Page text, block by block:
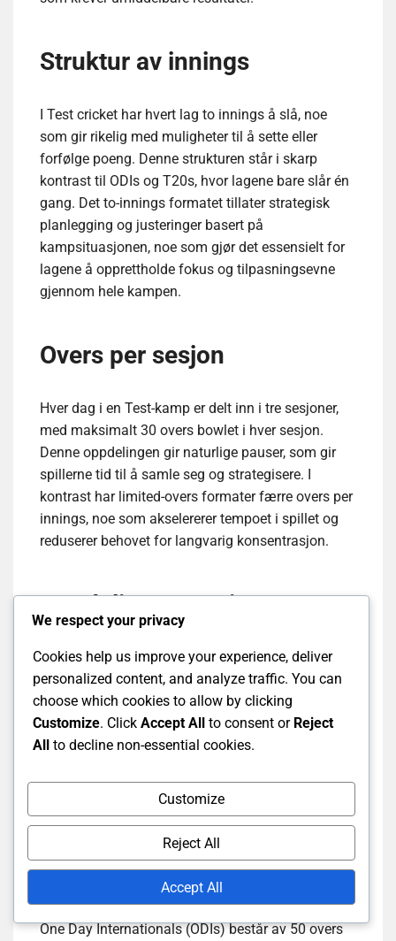
Struktur av innings
I Test cricket har hvert lag to innings å slå, noe
som gir rikelig med muligheter til å sette eller
forfølge poeng. Denne strukturen står i skarp
kontrast til ODIs og T20s, hvor lagene bare slår én
gang. Det to-innings formatet tillater strategisk
planlegging og justeringer basert på
kampsituasjonen, noe som gjør det essensielt for
lagene å opprettholde fokus og tilpasningsevne
gjennom hele kampen.
Overs per sesjon
Hver dag i en Test-kamp er delt inn i tre sesjoner,
med maksimalt 30 overs bowlet i hver sesjon.
Denne oppdelingen gir naturlige pauser, som gir
spillerne tid til å samle seg og strategisere. I
kontrast har limited-overs formater færre overs per
innings, noe som akselererer tempoet i spillet og
reduserer behovet for langvarig konsentrasjon.
Oppdeling av sesjoner
De tre sesjonene i en Test-kamp består vanligvis
av en morgen sesjon, en ettermiddag sesjon, og en
kveld sesjon. Hver sesjon varer rundt to timer, med
pauser imellom for lunsj og te. Denne strukturen
oppmuntrer lagene til å håndtere ressursene sine
fysiske og mentale utholdenhet over den lange
varigheten av kampen.
Sammenligning med ODIs
One Day Internationals (ODIs) består av 50 overs
We respect your privacy
Cookies help us improve your experience, deliver
personalized content, and analyze traffic. You can
choose which cookies to allow by clicking
Customize. Click Accept All to consent or Reject
All to decline non-essential cookies.
Customize
Reject All
Accept All